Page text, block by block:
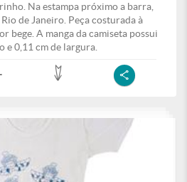
Na estampa próximo a barra,
de Janeiro. Peça costurada à
bege. A manga da camiseta possui
e 0,11 cm de largura.